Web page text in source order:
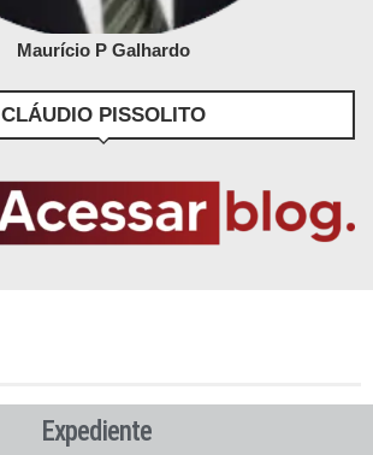
Maurício P Galhardo
CLÁUDIO PISSOLITO
Expediente